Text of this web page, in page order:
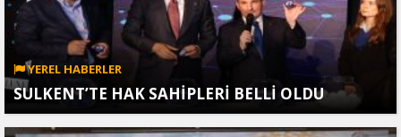
YEREL HABERLER
SULKENT’TE HAK SAHİPLERİ BELLİ OLDU